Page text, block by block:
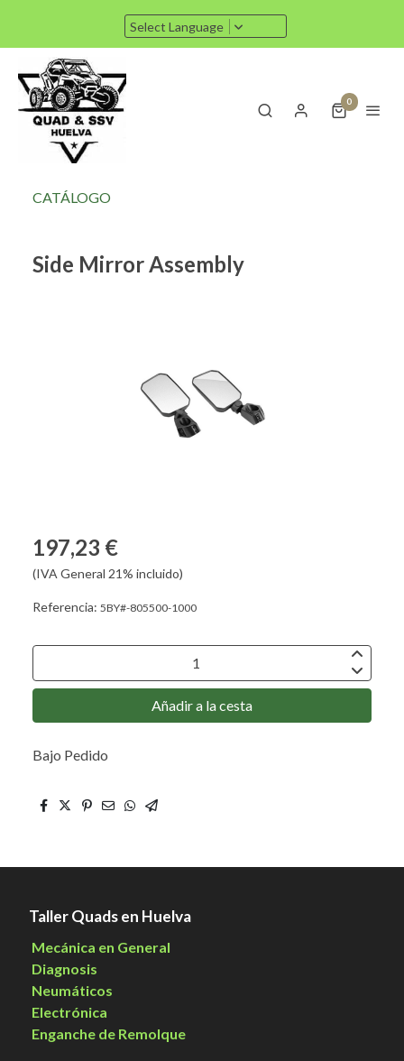
Select Language
0
CATÁLOGO
Side Mirror Assembly
197,23 €
(IVA General 21% incluido)
Referencia: 5BY#-805500-1000
Añadir a la cesta
Bajo Pedido
Taller Quads en Huelva
Mecánica en General
Diagnosis
Neumáticos
Electrónica
Enganche de Remolque